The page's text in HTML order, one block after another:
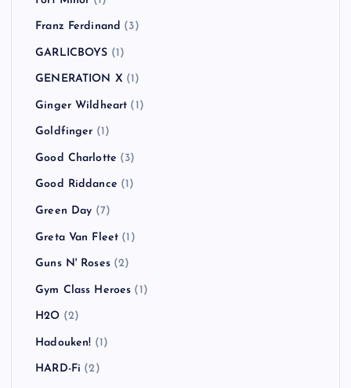
Franz Ferdinand (3)
GARLICBOYS (1)
GENERATION X (1)
Ginger Wildheart (1)
Goldfinger (1)
Good Charlotte (3)
Good Riddance (1)
Green Day (7)
Greta Van Fleet (1)
Guns N' Roses(2)
Gym Class Heroes (1)
H2O (2)
Hadouken! (1)
HARD-Fi (2)